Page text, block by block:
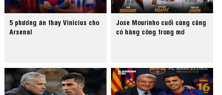
5 phương án thay Vinicius cho
Arsenal
Jose Mourinho cuối cùng cũng
có hàng công trong mơ